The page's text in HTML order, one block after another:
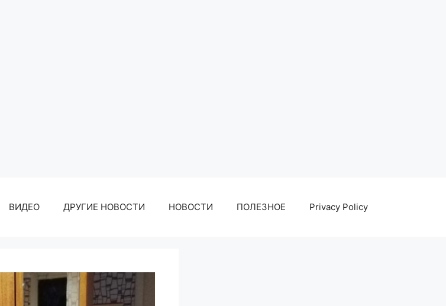
ВИДЕО ДРУГИЕ НОВОСТИ НОВОСТИ ПОЛЕЗНОЕ Privacy Policy